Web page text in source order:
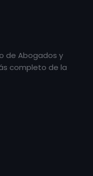
de Abogados y
completo de la